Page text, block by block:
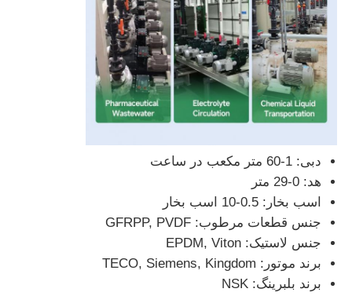
پمپ اندازه‌گیری دوزینگ
پمپ فاضلاب شناور
دبی: 1-60 متر مکعب در ساعت
هد: 0-29 متر
اسب بخار: 0.5-10 اسب بخار
جنس قطعات مرطوب: GFRPP, PVDF
جنس لاستیک: EPDM, Viton
برند موتور: TECO, Siemens, Kingdom
برند بلبرینگ: NSK